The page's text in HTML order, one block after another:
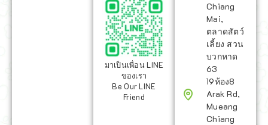
มาเป็นเพื่อน LINE
ของเรา
Be Our LINE
Friend
Chiang
Mai,
ตลาดสัตว์
เลี้ยง สวน
บวกหาด
63
19ห้อง8
Arak Rd,
Mueang
Chiang